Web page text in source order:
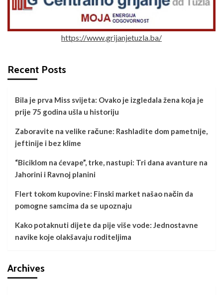
https://www.grijanjetuzla.ba/
Recent Posts
Bila je prva Miss svijeta: Ovako je izgledala žena koja je
prije 75 godina ušla u historiju
Zaboravite na velike račune: Rashladite dom pametnije,
jeftinije i bez klime
“Biciklom na ćevape”, trke, nastupi: Tri dana avanture na
Jahorini i Ravnoj planini
Flert tokom kupovine: Finski market našao način da
pomogne samcima da se upoznaju
Kako potaknuti dijete da pije više vode: Jednostavne
navike koje olakšavaju roditeljima
Archives